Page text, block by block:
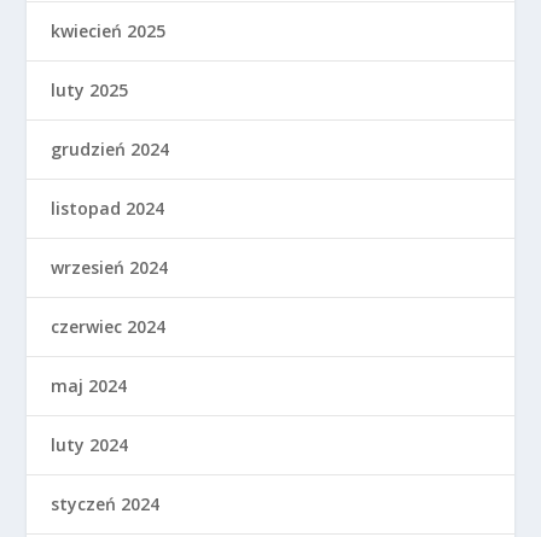
kwiecień 2025
luty 2025
grudzień 2024
listopad 2024
wrzesień 2024
czerwiec 2024
maj 2024
luty 2024
styczeń 2024